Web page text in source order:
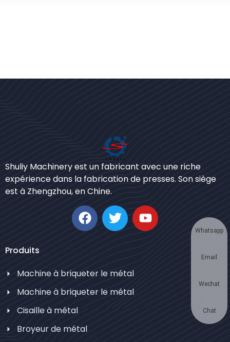
Shuliy Machinery est un fabricant avec une riche
expérience dans la fabrication de presses. Son siège
est à Zhengzhou, en Chine.
Produits
Machine à briqueter le métal
Machine à briqueter le métal
Cisaille à métal
Broyeur de métal
German
Korean
Urdu
Whatsapp
Email
Wechat
Chat